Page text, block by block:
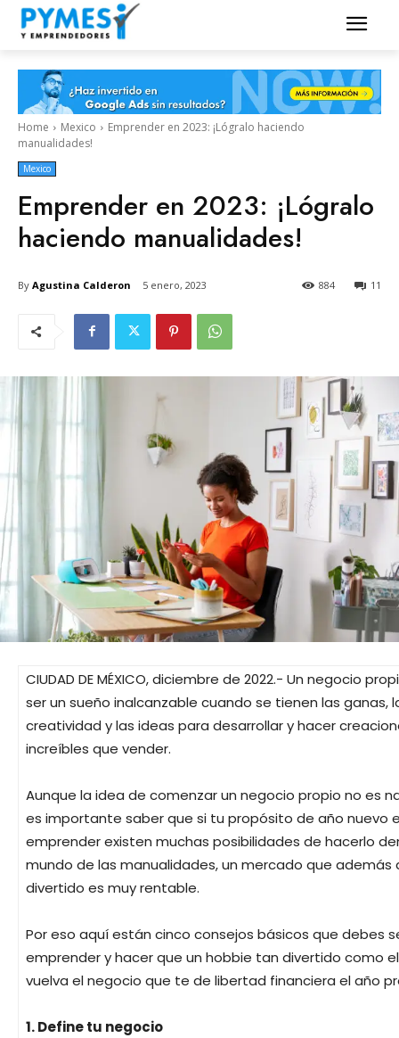
Home Mexico
Emprender en 2023: ¡Lógralo haciendo
manualidades!
Mexico
Emprender en 2023: ¡Lógralo
haciendo manualidades!
By Agustina Calderon 5 enero, 2023 11
884
CIUDAD DE MÉXICO, diciembre de 2022.- Un negocio
ser un sueño inalcanzable cuando se tienen las ganas,
creatividad y las ideas para desarrollar y hacer
increíbles que vender.
Aunque la idea de comenzar un negocio propio no es
es importante saber que si tu propósito de año nuevo
emprender existen muchas posibilidades de hacerlo
mundo de las manualidades, un mercado que además
divertido es muy rentable.
Por eso aquí están cinco consejos básicos que debes
emprender y hacer que un hobbie tan divertido como
vuelva el negocio que te de libertad financiera el año
1. Define tu negocio